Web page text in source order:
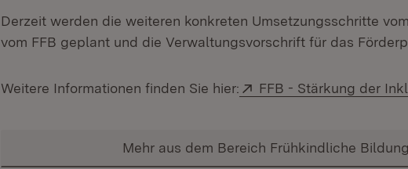
Derzeit werden die weiteren konkreten Umsetzungsschritte
vom FFB geplant und die Verwaltungsvorschrift für das
Weitere Informationen finden Sie hier: Extern:
FFB - Stärkung der
Inhalt auswählen
Mehr aus dem Bereich Frühkindliche Bildung